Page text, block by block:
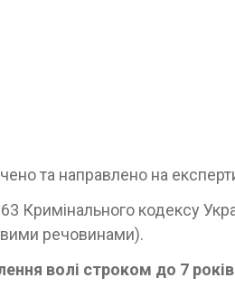
та направлено на
Кримінального кодексу
речовинами).
волі строком до 7